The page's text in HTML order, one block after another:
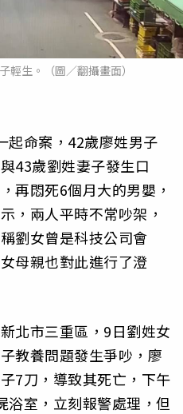
輕生。（圖／翻攝畫面）
起命案，42歲廖姓男子
43歲劉姓妻子發生口
再悶死6個月大的男嬰，
，兩人平時不常吵架，
劉女曾是科技公司會
母親也對此進行了澄
北市三重區，9日劉姓女
教養問題發生爭吵，廖
7刀，導致其死亡，下午
浴室，立刻報警處理，但